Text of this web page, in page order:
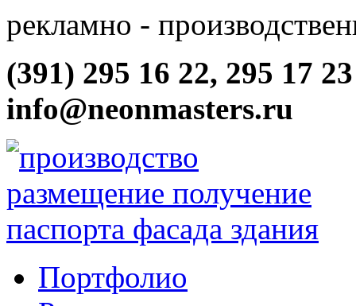
рекламно -
(391) 295 16 22, 295 17 23
info@neonmasters.ru
Портфолио